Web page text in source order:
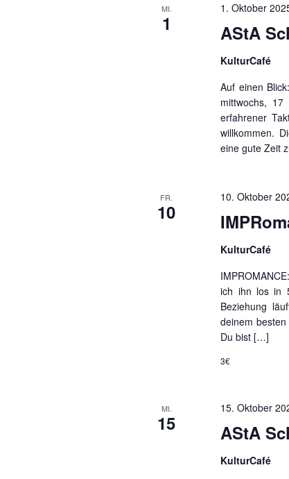
MI.
1 AStA
1. Oktober
KulturCafé
Auf einen
mittwochs,
erfahrener
willkommen.
eine gute Zeit
FR.
10
10. Oktober
KulturCafé
ich ihn los in
Beziehung
deinem
Du bist […]
3€
MI.
15 AStA
15. Oktober
KulturCafé